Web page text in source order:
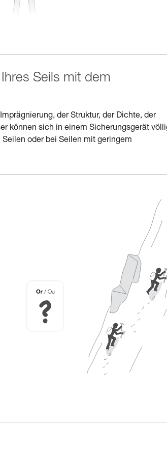
Seils mit dem
der Struktur, der Dichte, der
können sich in einem Sicherungsgerät
oder bei Seilen mit geringem